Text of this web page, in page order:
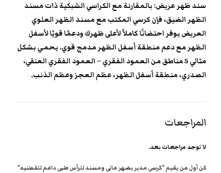
سند ظهر عريض: بالمقارنة مع الكراسي الشبكية ذات مسند
الظهر الضيق، فإن كرسي المكتب مع مسند الظهر العلوي
العريض يوفر احتضانًا كاملاً لأعلى ظهرك ودعمًا قويًا لأسفل
الظهر مع دعم منطقة أسفل الظهر مدمج قوي. يحمي بشكل
مثالي 5 مناطق من العمود الفقري – العمود الفقري العنقي،
الصدري، منطقة أسفل الظهر، عظم العجز وعظم الذنب.
المراجعات
لا توجد مراجعات بعد.
كن أول من يقيم “كرسى مدير بضهر عالى ومسند للرأس طبى داعم للقطنيه”